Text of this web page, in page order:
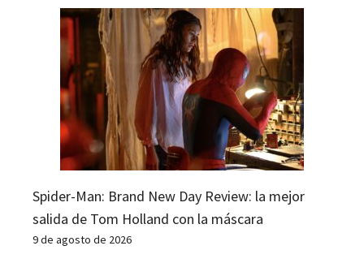
Spider-Man: Brand New Day Review: la mejor
salida de Tom Holland con la máscara
9 de agosto de 2026